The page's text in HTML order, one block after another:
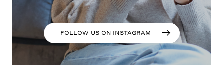
FOLLOW US ON INSTAGRAM